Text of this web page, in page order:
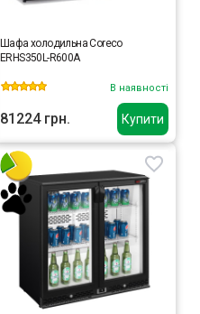
Купити
Шафа холодильна Coreco
ERHS350L-R600A
В наявності
81224 грн.